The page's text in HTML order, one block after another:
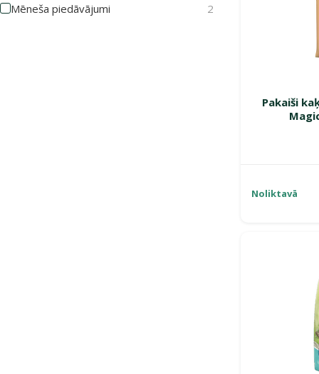
Mēneša piedāvājumi 2
Pakaiši
Noliktavā